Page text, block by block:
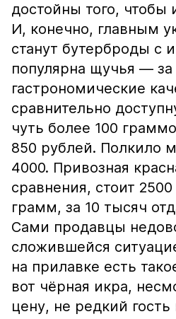
достойны того, чтобы
И, конечно, главным
станут бутерброды с
популярна щучья — за
гастрономические
сравнительно
чуть более 100
850 рублей. Полкило
4000. Привозная
сравнения, стоит
грамм, за 10 тысяч
Сами продавцы
сложившейся
на прилавке есть
вот чёрная икра,
цену, не редкий